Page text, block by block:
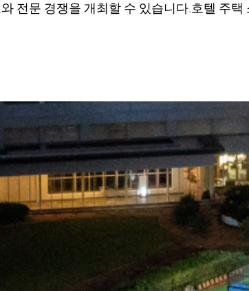
전문 경쟁을 개최할 수 있습니다.호텔 주